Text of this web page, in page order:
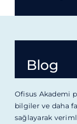
Blog
Ofisus Akademi
bilgiler ve daha
sağlayarak